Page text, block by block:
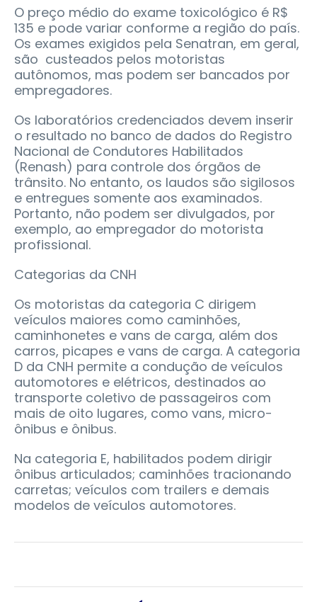
O preço médio do exame toxicológico é R$
135 e pode variar conforme a região do país.
Os exames exigidos pela Senatran, em geral,
são custeados pelos motoristas
autônomos, mas podem ser bancados por
empregadores.
Os laboratórios credenciados devem inserir
o resultado no banco de dados do Registro
Nacional de Condutores Habilitados
(Renash) para controle dos órgãos de
trânsito. No entanto, os laudos são sigilosos
e entregues somente aos examinados.
Portanto, não podem ser divulgados, por
exemplo, ao empregador do motorista
profissional.
Categorias da CNH
Os motoristas da categoria C dirigem
veículos maiores como caminhões,
caminhonetes e vans de carga, além dos
carros, picapes e vans de carga. A categoria
D da CNH permite a condução de veículos
automotores e elétricos, destinados ao
transporte coletivo de passageiros com
mais de oito lugares, como vans, micro-
ônibus e ônibus.
Na categoria E, habilitados podem dirigir
ônibus articulados; caminhões tracionando
carretas; veículos com trailers e demais
modelos de veículos automotores.